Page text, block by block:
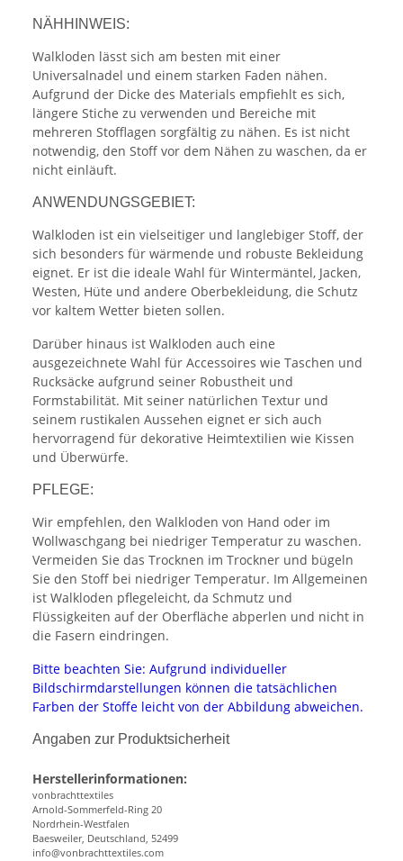
NÄHHINWEIS:
Walkloden lässt sich am besten mit einer
Universalnadel und einem starken Faden nähen.
Aufgrund der Dicke des Materials empfiehlt es sich,
längere Stiche zu verwenden und Bereiche mit
mehreren Stofflagen sorgfältig zu nähen. Es ist nicht
notwendig, den Stoff vor dem Nähen zu waschen, da er
nicht einläuft.
ANWENDUNGSGEBIET:
Walkloden ist ein vielseitiger und langlebiger Stoff, der
sich besonders für wärmende und robuste Bekleidung
eignet. Er ist die ideale Wahl für Wintermäntel, Jacken,
Westen, Hüte und andere Oberbekleidung, die Schutz
vor kaltem Wetter bieten sollen.
Darüber hinaus ist Walkloden auch eine
ausgezeichnete Wahl für Accessoires wie Taschen und
Rucksäcke aufgrund seiner Robustheit und
Formstabilität. Mit seiner natürlichen Textur und
seinem rustikalen Aussehen eignet er sich auch
hervorragend für dekorative Heimtextilien wie Kissen
und Überwürfe.
PFLEGE:
Wir empfehlen, den Walkloden von Hand oder im
Wollwaschgang bei niedriger Temperatur zu waschen.
Vermeiden Sie das Trocknen im Trockner und bügeln
Sie den Stoff bei niedriger Temperatur. Im Allgemeinen
ist Walkloden pflegeleicht, da Schmutz und
Flüssigkeiten auf der Oberfläche abperlen und nicht in
die Fasern eindringen.
Bitte beachten Sie: Aufgrund individueller
Bildschirmdarstellungen können die tatsächlichen
Farben der Stoffe leicht von der Abbildung abweichen.
Angaben zur Produktsicherheit
Herstellerinformationen:
vonbrachttextiles
Arnold-Sommerfeld-Ring 20
Nordrhein-Westfalen
Baesweiler, Deutschland, 52499
info@vonbrachttextiles.com